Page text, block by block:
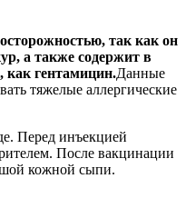
так как он
а также содержит в
как гентамицин.Данные
тяжелые аллергические
Перед инъекцией
После вакцинации
кожной сыпи.